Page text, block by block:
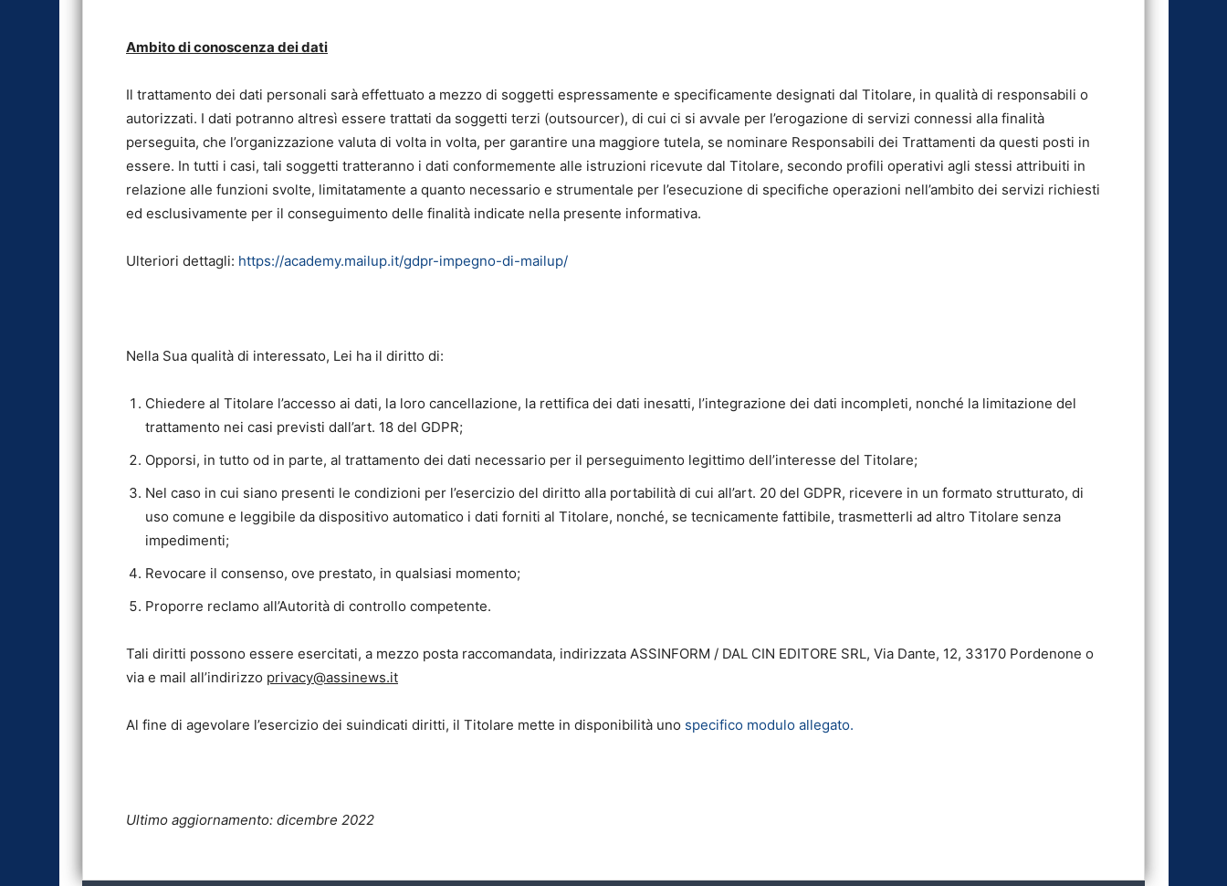
Ambito di conoscenza dei dati
Il trattamento dei dati personali sarà effettuato a mezzo di soggetti espressamente e specificamente designati dal Titolare, in qualità di responsabili o
autorizzati. I dati potranno altresì essere trattati da soggetti terzi (outsourcer), di cui ci si avvale per l’erogazione di servizi connessi alla finalità
perseguita, che l’organizzazione valuta di volta in volta, per garantire una maggiore tutela, se nominare Responsabili dei Trattamenti da questi posti in
essere. In tutti i casi, tali soggetti tratteranno i dati conformemente alle istruzioni ricevute dal Titolare, secondo profili operativi agli stessi attribuiti in
relazione alle funzioni svolte, limitatamente a quanto necessario e strumentale per l’esecuzione di specifiche operazioni nell’ambito dei servizi richiesti
ed esclusivamente per il conseguimento delle finalità indicate nella presente informativa.
Ulteriori dettagli: https://academy.mailup.it/gdpr-impegno-di-mailup/
Nella Sua qualità di interessato, Lei ha il diritto di:
Chiedere al Titolare l’accesso ai dati, la loro cancellazione, la rettifica dei dati inesatti, l’integrazione dei dati incompleti, nonché la limitazione del
trattamento nei casi previsti dall’art. 18 del GDPR;
Opporsi, in tutto od in parte, al trattamento dei dati necessario per il perseguimento legittimo dell’interesse del Titolare;
Nel caso in cui siano presenti le condizioni per l’esercizio del diritto alla portabilità di cui all’art. 20 del GDPR, ricevere in un formato strutturato, di
uso comune e leggibile da dispositivo automatico i dati forniti al Titolare, nonché, se tecnicamente fattibile, trasmetterli ad altro Titolare senza
impedimenti;
Revocare il consenso, ove prestato, in qualsiasi momento;
Proporre reclamo all’Autorità di controllo competente.
Tali diritti possono essere esercitati, a mezzo posta raccomandata, indirizzata ASSINFORM / DAL CIN EDITORE SRL, Via Dante, 12, 33170 Pordenone o
via e mail all’indirizzo privacy@assinews.it
Al fine di agevolare l’esercizio dei suindicati diritti, il Titolare mette in disponibilità uno specifico modulo allegato.
Ultimo aggiornamento: dicembre 2022